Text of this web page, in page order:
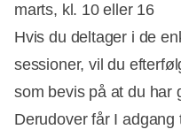
marts, kl. 10 eller 16
Hvis du deltager i de
sessioner, vil du
som bevis på at du har
Derudover får I